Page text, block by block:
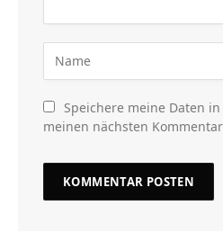
Speichere meine Daten
meinen nächsten Kommentar